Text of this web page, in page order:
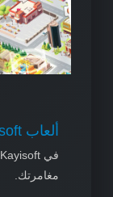
ألعاب Kayisoft
مغامرتك.